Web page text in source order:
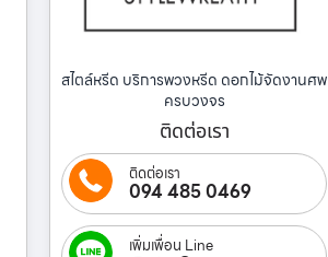
สไตล์หรีด บริการพวงหรีด ดอกไม้จัดงานศพ
ครบวงจร
ติดต่อเรา
ติดต่อเรา
094 485 0469
เพิ่มเพื่อน Line